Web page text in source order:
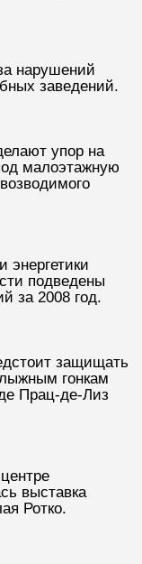
нарушений
заведений.
упор на
малоэтажную
подведены
за 2008 год.
защищать
гонкам
Прац-де-Лиз
выставка
Ротко.